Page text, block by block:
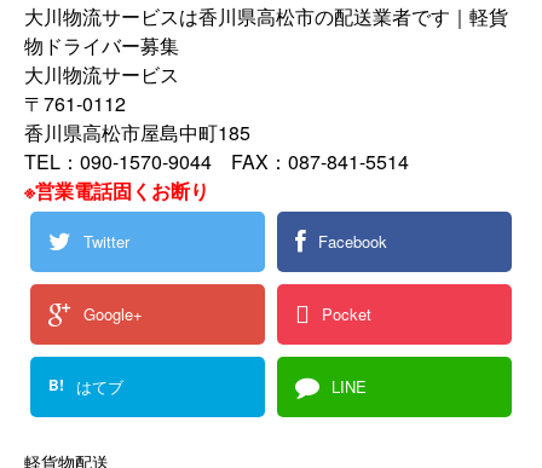
大川物流サービスは香川県高松市の配送業者です｜軽貨
物ドライバー募集
大川物流サービス
〒761-0112
香川県高松市屋島中町185
TEL：090-1570-9044 FAX：087-841-5514
※営業電話固くお断り
Twitter Facebook
Google+ Pocket
B! はてブ LINE
軽貨物配送